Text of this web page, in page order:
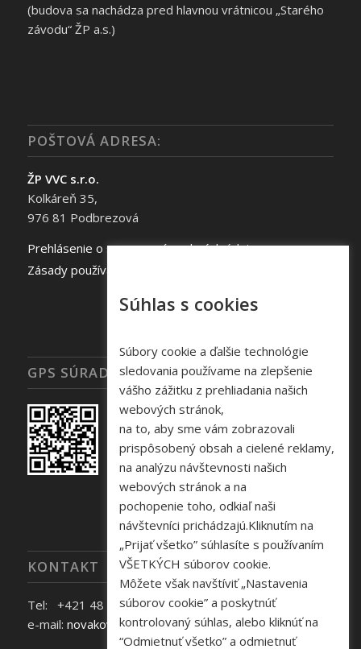
(budova sa nachádza pred hlavnou vrátnicou „Starého
závodu“ ŽP a.s.)
POŠTOVÁ ADRESA:
ŽP VVC s.r.o.
Kolkáreň 35,
976 81 Podbrezová
Prehlásenie o spracovaní osobných údajov
Zásady používania súborov cookie
GPS SÚRADNICE
KONTAKT
Tel: +421 48 645 40 35
e-mail: novakova@zelpo.sk
Súhlas s cookies
Súbory cookie a ďalšie technológie
sledovania používame na zlepšenie
vášho zážitku z prehliadania našich
webových stránok,
na to, aby sme vám zobrazovali
prispôsobený obsah a cielené reklamy,
na analýzu návštevnosti našich
webových stránok a na
pochopenie toho, odkiaľ naši
návštevníci prichádzajú.Kliknutím na
„Prijať všetko” súhlasíte s používaním
VŠETKÝCH súborov cookie.
Môžete však navštíviť „Nastavenia
súborov cookie” a poskytnúť
kontrolovaný súhlas, alebo kliknúť na
“Odmietnuť všetko” a odmietnuť